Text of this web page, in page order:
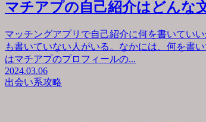
マチアプの自己紹介はどんな
マッチングアプリで自己紹介に何を書いてい
も書いていない人がいる。なかには、何を書
はマチアプのプロフィールの...
2024.03.06
出会い系攻略